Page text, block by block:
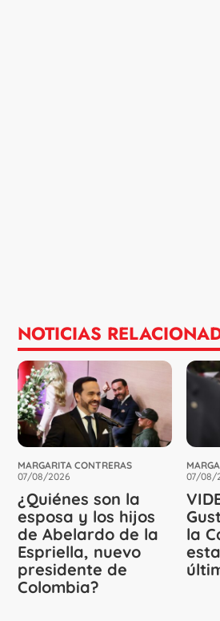
NOTICIAS
MARGARITA CONTRERAS
07/08/2026
¿Quiénes son la
esposa y los hijos
de Abelardo de la
Espriella, nuevo
presidente de
Colombia?
07/08/
la